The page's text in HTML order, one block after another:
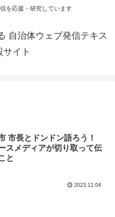
を応援・研究しています
自治体ウェブ発信テキス
サイト
市長とドンドン語ろう！
スメディアが切り取って伝
と
2023.11.04